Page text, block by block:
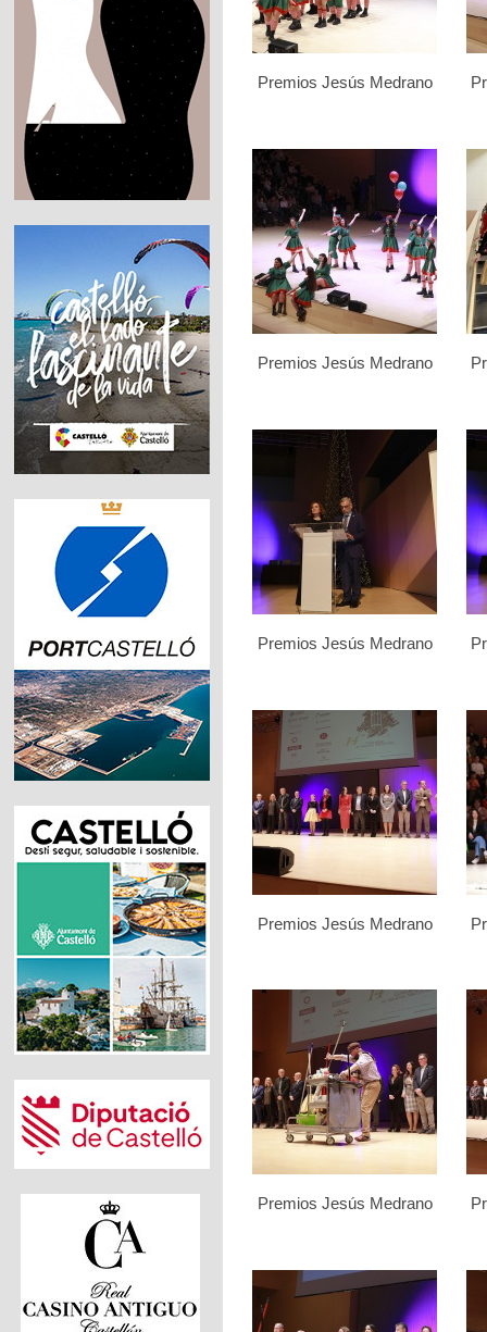
Premios Jesús Medrano
Premios Jesús Medrano
Premios Jesús Medrano
Premios Jesús Medrano
Premios Jesús Medrano